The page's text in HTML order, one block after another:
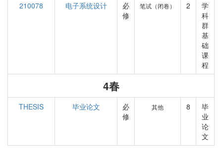
210078
电子系统设计
必
修
笔试（闭卷） 2
学
科
群
基
础
课
程
4春
THESIS 毕业论文
必
修
其他 8
毕
业
论
文